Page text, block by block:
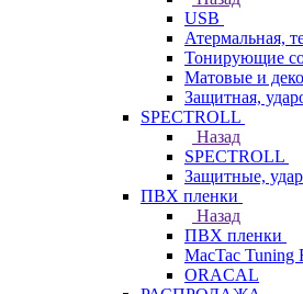
USB
Атермальная,
Тонирующие
Матовые и
Защитная,
SPECTROLL
Назад
SPECTROLL
Защитные,
ПВХ пленки
Назад
ПВХ пленки
MacTac Tuning
ORACAL